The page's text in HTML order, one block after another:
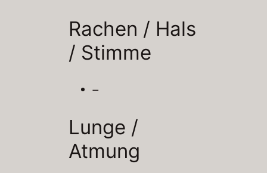
Rachen / Hals
/ Stimme
–
Lunge /
Atmung